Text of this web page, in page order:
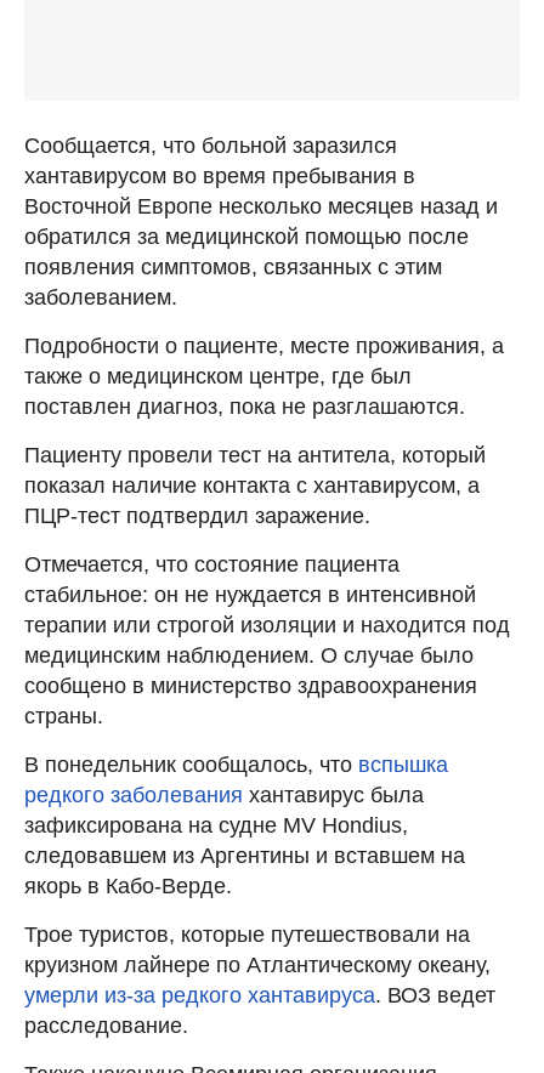
Сообщается, что больной заразился
хантавирусом во время пребывания в
Восточной Европе несколько месяцев назад и
обратился за медицинской помощью после
появления симптомов, связанных с этим
заболеванием.
Подробности о пациенте, месте проживания, а
также о медицинском центре, где был
поставлен диагноз, пока не разглашаются.
Пациенту провели тест на антитела, который
показал наличие контакта с хантавирусом, а
ПЦР-тест подтвердил заражение.
Отмечается, что состояние пациента
стабильное: он не нуждается в интенсивной
терапии или строгой изоляции и находится под
медицинским наблюдением. О случае было
сообщено в министерство здравоохранения
страны.
В понедельник сообщалось, что вспышка
редкого заболевания хантавирус была
зафиксирована на судне MV Hondius,
следовавшем из Аргентины и вставшем на
якорь в Кабо-Верде.
Трое туристов, которые путешествовали на
круизном лайнере по Атлантическому океану,
умерли из-за редкого хантавируса. ВОЗ ведет
расследование.